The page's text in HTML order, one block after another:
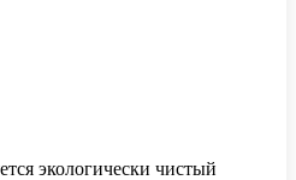
экологически чистый